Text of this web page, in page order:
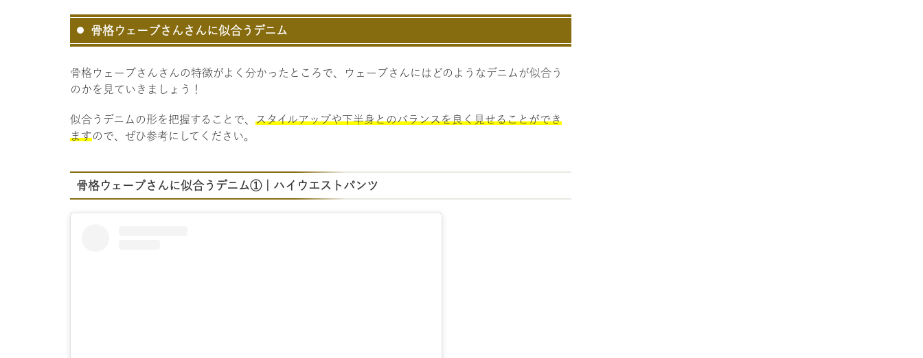
骨格ウェーブさんさんに似合うデニム
骨格ウェーブさんさんの特徴がよく分かったところで、ウェーブさんにはどのようなデニムが似合う
のかを見ていきましょう！
似合うデニムの形を把握することで、 スタイルアップや下半身とのバランスを良く見せることができ
ますので、ぜひ参考にしてください。
骨格ウェーブさんに似合うデニム①｜ハイウエストパンツ